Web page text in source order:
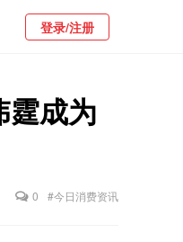
登录/注册
霆成为
0 #今日消费资讯